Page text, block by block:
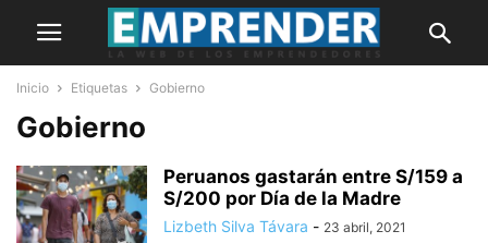
Inicio Etiquetas Gobierno
Gobierno
Peruanos gastarán entre S/159 a
S/200 por Día de la Madre
Lizbeth Silva Távara - 23 abril, 2021